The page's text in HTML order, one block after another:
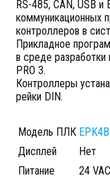
RS-485, CAN, USB
коммуникационных
контроллеров в
Прикладное
в среде
PRO 3.
Контроллеры
рейки DIN.
Модель ПЛК
Дисплей
Нет
Питание
24